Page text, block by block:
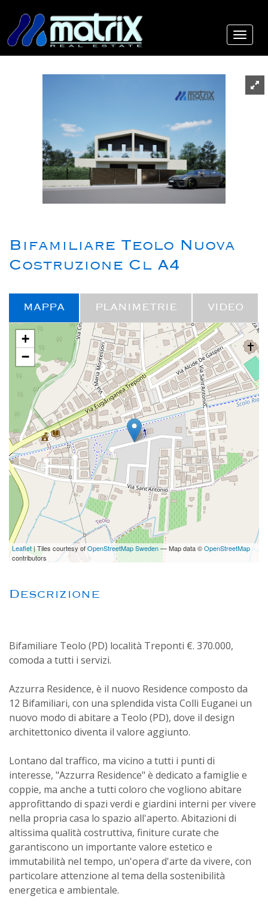
Bifamiliare Teolo Nuova
Costruzione Cl A4
MAPPA PLANIMETRIE VIDEO
+
−
Leaflet| Tiles courtesy ofOpenStreetMap Sweden— Map data ©OpenStreetMap
contributors
Descrizione
Bifamiliare Teolo (PD) località Treponti €. 370.000,
comoda a tutti i servizi.
Azzurra Residence, è il nuovo Residence composto da
12 Bifamiliari, con una splendida vista Colli Euganei un
nuovo modo di abitare a Teolo (PD), dove il design
architettonico diventa il valore aggiunto.
Lontano dal traffico, ma vicino a tutti i punti di
interesse, "Azzurra Residence" è dedicato a famiglie e
coppie, ma anche a tutti coloro che vogliono abitare
approfittando di spazi verdi e giardini interni per vivere
nella propria casa lo spazio all'aperto. Abitazioni di
altissima qualità costruttiva, finiture curate che
garantiscono un importante valore estetico e
immutabilità nel tempo, un'opera d'arte da vivere, con
particolare attenzione al tema della sostenibilità
energetica e ambientale.